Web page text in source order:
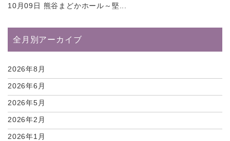
10月09日 熊谷まどかホール～堅...
全月別アーカイブ
2026年8月
2026年6月
2026年5月
2026年2月
2026年1月